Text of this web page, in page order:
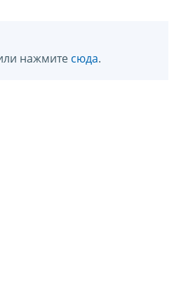
нажмите сюда.